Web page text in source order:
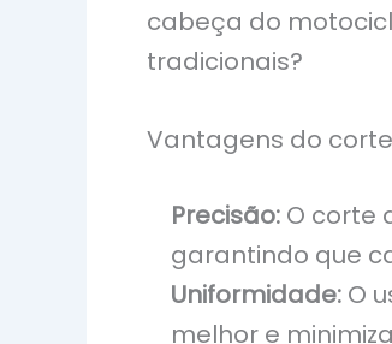
cabeça do
tradicionais?
Vantagens do
Precisão: O corte
garantindo que
Uniformidade: O
melhor e